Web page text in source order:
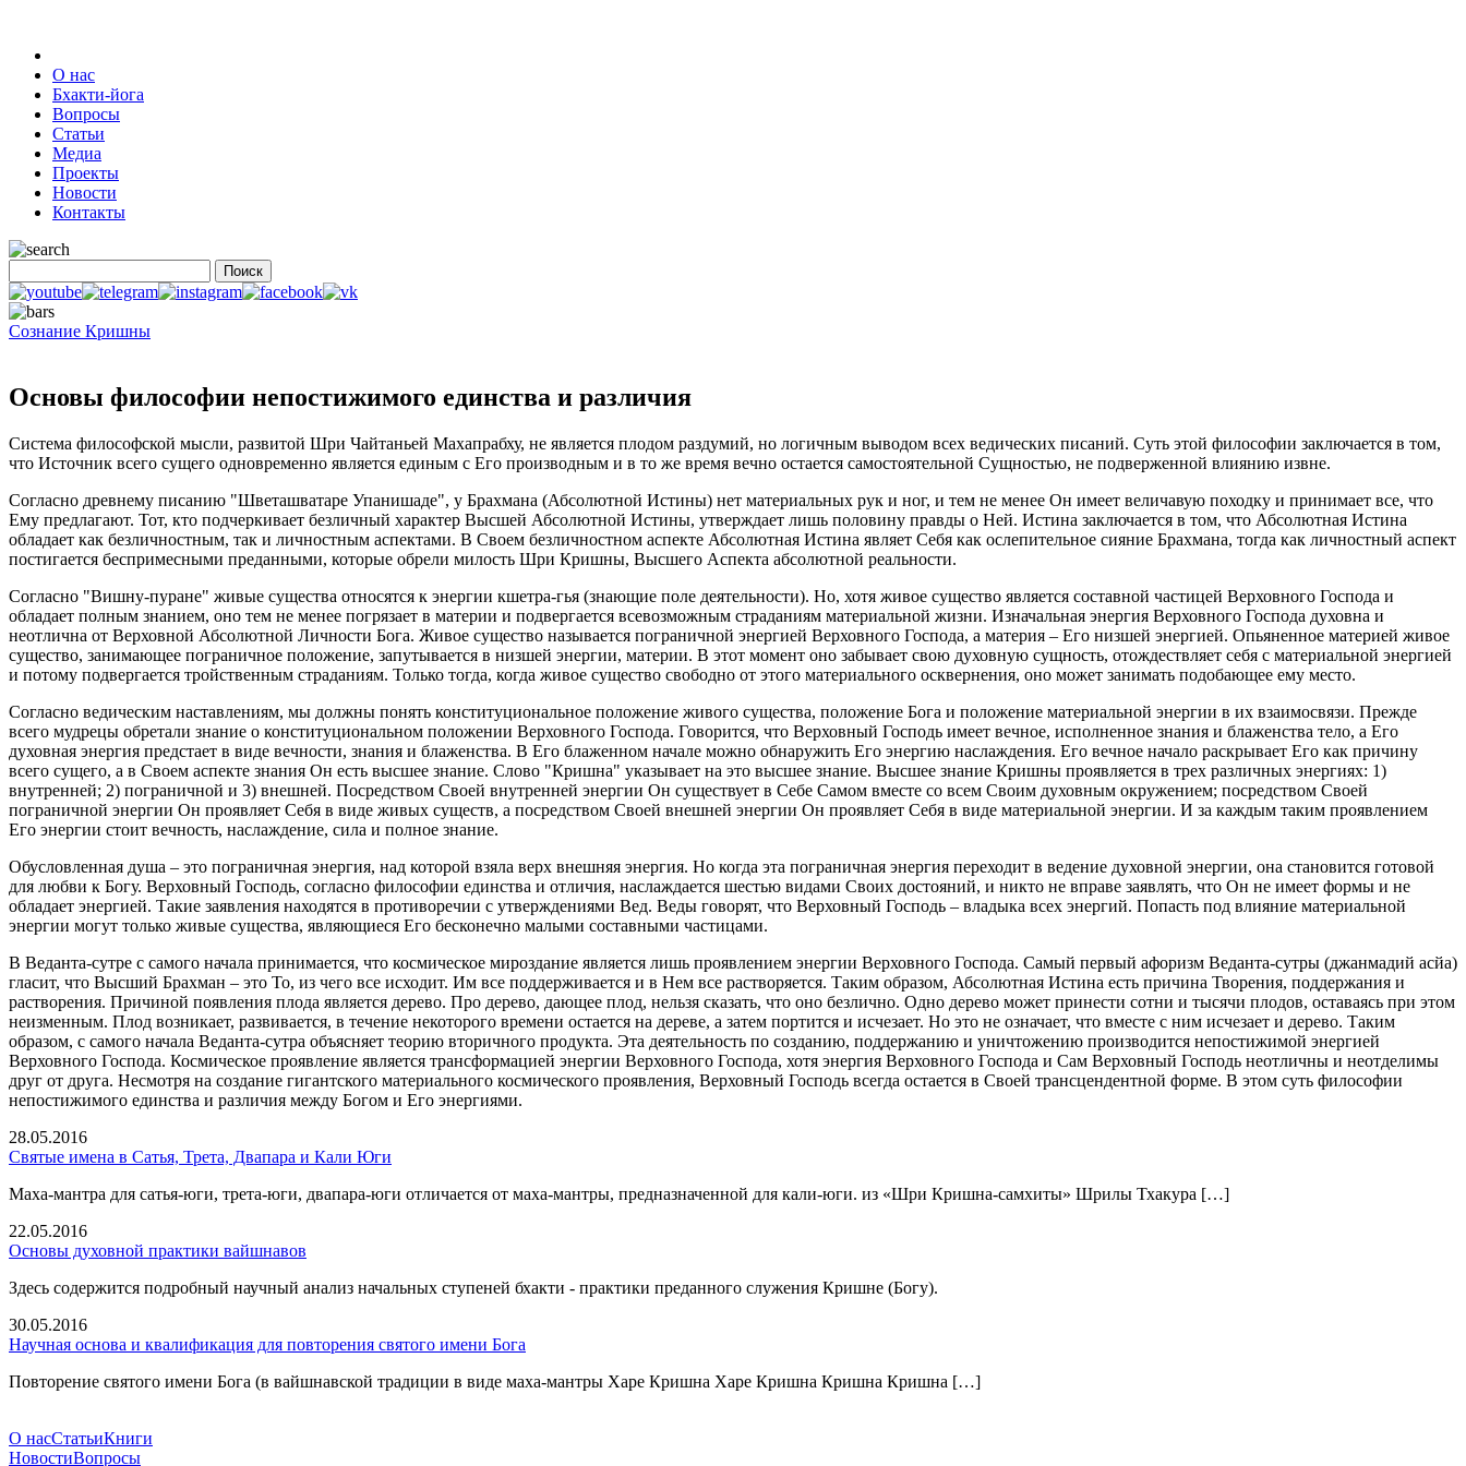
О нас
Бхакти-йога
Вопросы
Статьи
Медиа
Проекты
Новости
Контакты
Сознание Кришны
Основы философии непостижимого единства и различия
Система философской мысли, развитой Шри Чайтаньей Махапрабху, не является плодом раздумий, но логичным выводом всех ведических писаний. Суть этой философии заключается в том,
что Источник всего сущего одновременно является единым с Его производным и в то же время вечно остается самостоятельной Сущностью, не подверженной влиянию извне.
Согласно древнему писанию "Шветашватаре Упанишаде", у Брахмана (Абсолютной Истины) нет материальных рук и ног, и тем не менее Он имеет величавую походку и принимает все, что
Ему предлагают. Тот, кто подчеркивает безличный характер Высшей Абсолютной Истины, утверждает лишь половину правды о Ней. Истина заключается в том, что Абсолютная Истина
обладает как безличностным, так и личностным аспектами. В Своем безличностном аспекте Абсолютная Истина являет Себя как ослепительное сияние Брахмана, тогда как личностный аспект
постигается беспримесными преданными, которые обрели милость Шри Кришны, Высшего Аспекта абсолютной реальности.
Согласно "Вишну-пуране" живые существа относятся к энергии кшетра-гья (знающие поле деятельности). Но, хотя живое существо является составной частицей Верховного Господа и
обладает полным знанием, оно тем не менее погрязает в материи и подвергается всевозможным страданиям материальной жизни. Изначальная энергия Верховного Господа духовна и
неотлична от Верховной Абсолютной Личности Бога. Живое существо называется пограничной энергией Верховного Господа, а материя – Его низшей энергией. Опьяненное материей живое
существо, занимающее пограничное положение, запутывается в низшей энергии, материи. В этот момент оно забывает свою духовную сущность, отождествляет себя с материальной энергией
и потому подвергается тройственным страданиям. Только тогда, когда живое существо свободно от этого материального осквернения, оно может занимать подобающее ему место.
Согласно ведическим наставлениям, мы должны понять конституциональное положение живого существа, положение Бога и положение материальной энергии в их взаимосвязи. Прежде
всего мудрецы обретали знание о конституциональном положении Верховного Господа. Говорится, что Верховный Господь имеет вечное, исполненное знания и блаженства тело, а Его
духовная энергия предстает в виде вечности, знания и блаженства. В Его блаженном начале можно обнаружить Его энергию наслаждения. Его вечное начало раскрывает Его как причину
всего сущего, а в Своем аспекте знания Он есть высшее знание. Слово "Кришна" указывает на это высшее знание. Высшее знание Кришны проявляется в трех различных энергиях: 1)
внутренней; 2) пограничной и 3) внешней. Посредством Своей внутренней энергии Он существует в Себе Самом вместе со всем Своим духовным окружением; посредством Своей
пограничной энергии Он проявляет Себя в виде живых существ, а посредством Своей внешней энергии Он проявляет Себя в виде материальной энергии. И за каждым таким проявлением
Его энергии стоит вечность, наслаждение, сила и полное знание.
Обусловленная душа – это пограничная энергия, над которой взяла верх внешняя энергия. Но когда эта пограничная энергия переходит в ведение духовной энергии, она становится готовой
для любви к Богу. Верховный Господь, согласно философии единства и отличия, наслаждается шестью видами Своих достояний, и никто не вправе заявлять, что Он не имеет формы и не
обладает энергией. Такие заявления находятся в противоречии с утверждениями Вед. Веды говорят, что Верховный Господь – владыка всех энергий. Попасть под влияние материальной
энергии могут только живые существа, являющиеся Его бесконечно малыми составными частицами.
В Веданта-сутре с самого начала принимается, что космическое мироздание является лишь проявлением энергии Верховного Господа. Самый первый афоризм Веданта-сутры (джанмадий асйа)
гласит, что Высший Брахман – это То, из чего все исходит. Им все поддерживается и в Нем все растворяется. Таким образом, Абсолютная Истина есть причина Творения, поддержания и
растворения. Причиной появления плода является дерево. Про дерево, дающее плод, нельзя сказать, что оно безлично. Одно дерево может принести сотни и тысячи плодов, оставаясь при этом
неизменным. Плод возникает, развивается, в течение некоторого времени остается на дереве, а затем портится и исчезает. Но это не означает, что вместе с ним исчезает и дерево. Таким
образом, с самого начала Веданта-сутра объясняет теорию вторичного продукта. Эта деятельность по созданию, поддержанию и уничтожению производится непостижимой энергией
Верховного Господа. Космическое проявление является трансформацией энергии Верховного Господа, хотя энергия Верховного Господа и Сам Верховный Господь неотличны и неотделимы
друг от друга. Несмотря на создание гигантского материального космического проявления, Верховный Господь всегда остается в Своей трансцендентной форме. В этом суть философии
непостижимого единства и различия между Богом и Его энергиями.
28.05.2016
Святые имена в Сатья, Трета, Двапара и Кали Юги
Маха-мантра для сатья-юги, трета-юги, двапара-юги отличается от маха-мантры, предназначенной для кали-юги. из «Шри Кришна-самхиты» Шрилы Тхакура […]
22.05.2016
Основы духовной практики вайшнавов
Здесь содержится подробный научный анализ начальных ступеней бхакти - практики преданного служения Кришне (Богу).
30.05.2016
Научная основа и квалификация для повторения святого имени Бога
Повторение святого имени Бога (в вайшнавской традиции в виде маха-мантры Харе Кришна Харе Кришна Кришна Кришна […]
О насСтатьиКниги
НовостиВопросы